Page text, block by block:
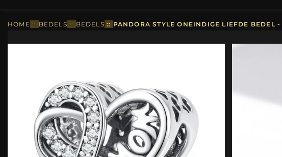
HOME :: BEDELS :: BEDELS :: PANDORA STYLE ONEINDIGE LIEFDE BEDEL -